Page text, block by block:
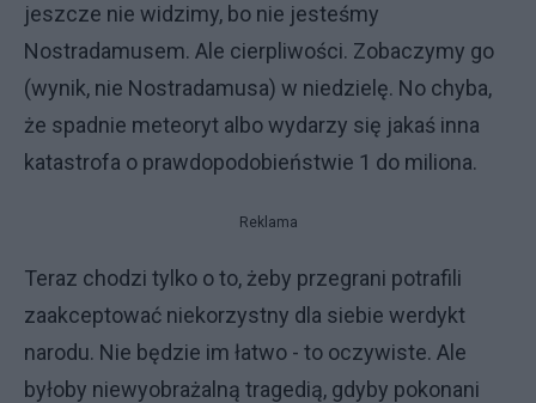
jeszcze nie widzimy, bo nie jesteśmy
Nostradamusem. Ale cierpliwości. Zobaczymy go
(wynik, nie Nostradamusa) w niedzielę. No chyba,
że spadnie meteoryt albo wydarzy się jakaś inna
katastrofa o prawdopodobieństwie 1 do miliona.
Reklama
Teraz chodzi tylko o to, żeby przegrani potrafili
zaakceptować niekorzystny dla siebie werdykt
narodu. Nie będzie im łatwo - to oczywiste. Ale
byłoby niewyobrażalną tragedią, gdyby pokonani